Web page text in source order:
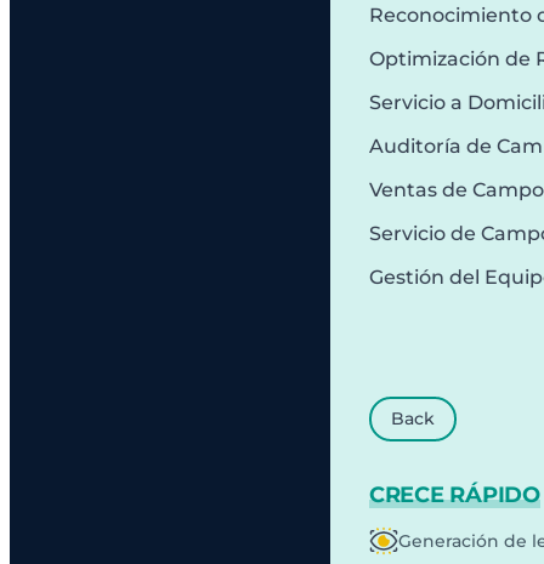
Reconocimiento
Optimización de
Servicio a
Auditoría de
Ventas de Campo
Servicio de
Gestión del
Back
CRECE RÁPIDO
Generación de